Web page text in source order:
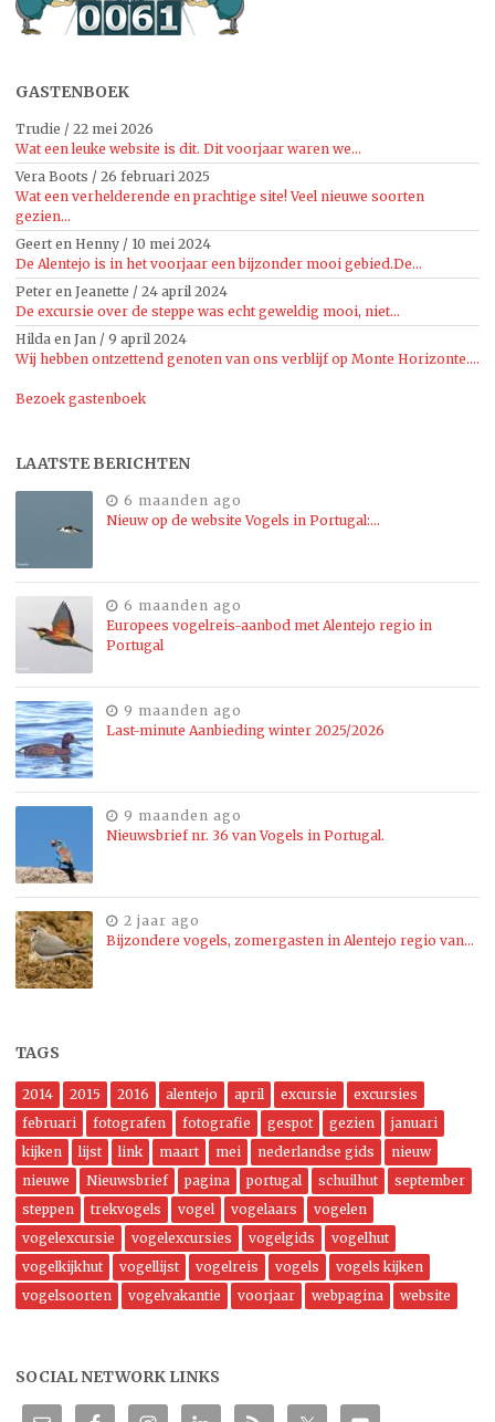
GASTENBOEK
Trudie / 22 mei 2026
Wat een leuke website is dit. Dit voorjaar waren we...
Vera Boots / 26 februari 2025
Wat een verhelderende en prachtige site! Veel nieuwe soorten
gezien...
Geert en Henny / 10 mei 2024
De Alentejo is in het voorjaar een bijzonder mooi gebied.De...
Peter en Jeanette / 24 april 2024
De excursie over de steppe was echt geweldig mooi, niet...
Hilda en Jan / 9 april 2024
Wij hebben ontzettend genoten van ons verblijf op Monte Horizonte....
Bezoek gastenboek
LAATSTE BERICHTEN
6 maanden ago
Nieuw op de website Vogels in Portugal:…
6 maanden ago
Europees vogelreis-aanbod met Alentejo regio in
Portugal
9 maanden ago
Last-minute Aanbieding winter 2025/2026
9 maanden ago
Nieuwsbrief nr. 36 van Vogels in Portugal.
2 jaar ago
Bijzondere vogels, zomergasten in Alentejo regio van…
TAGS
2014 2015 2016 alentejo april excursie
excursies
februari
fotografen fotografie gespot gezien
januari
kijken
lijst link maart mei nederlandse gids
nieuw
nieuwe
Nieuwsbrief pagina portugal schuilhut
september
steppen
trekvogels vogel vogelaars
vogelen
vogelexcursie
vogelexcursies vogelgids
vogelhut
vogelkijkhut
vogellijst vogelreis vogels
vogels kijken
vogelsoorten
vogelvakantie voorjaar webpagina website
SOCIAL NETWORK LINKS